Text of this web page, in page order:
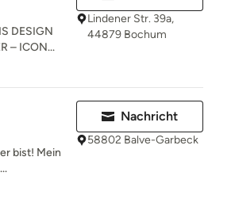
DESIGN
– ICON...
Lindener Str. 39a,
44879 Bochum
bist! Mein
Nachricht
58802 Balve-Garbeck